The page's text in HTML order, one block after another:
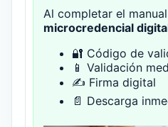
Al completar el
microcredencial
🔐 Código de
📱 Validación
✍ Firma digital
📄 Descarga